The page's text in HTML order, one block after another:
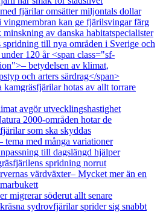
fjärilar omsätter miljontals dollar
vingmembran kan ge fjärilsvingar färg
minskning av danska habitatspecialister
spridning till nya områden i Sverige och
120 år <span class="sf-
betydelsen av klimat,
och arters särdrag</span>
kamgräsfjärilar hotas av allt torrare
avgör utvecklingshastighet
2000-områden hotar de
som ska skyddas
tema med många variationer
till dagslängd hjälper
spridning norrut
värdväxter– Mycket mer än en
migrerar söderut allt senare
sydrovfjärilar sprider sig snabbt